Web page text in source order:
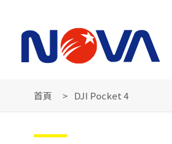
首頁 DJI Pocket 4